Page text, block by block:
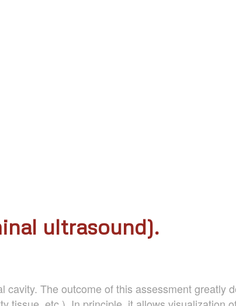
ultrasound).
The outcome of this assessment greatly